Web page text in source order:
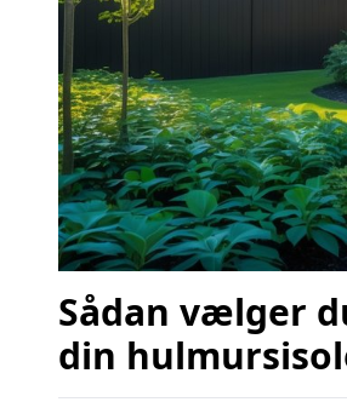
Sådan vælger
din